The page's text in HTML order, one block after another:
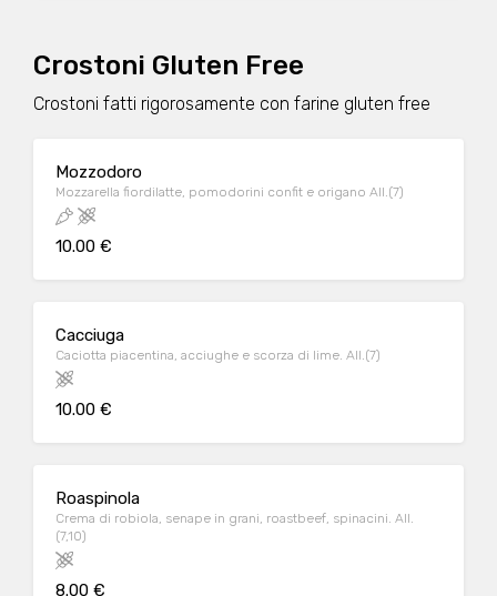
Crostoni Gluten Free
Crostoni fatti rigorosamente con farine gluten free
Mozzodoro
Mozzarella fiordilatte, pomodorini confit e origano All.(7)
10.00 €
Cacciuga
Caciotta piacentina, acciughe e scorza di lime. All.(7)
10.00 €
Roaspinola
Crema di robiola, senape in grani, roastbeef, spinacini. All.
(7,10)
8.00 €